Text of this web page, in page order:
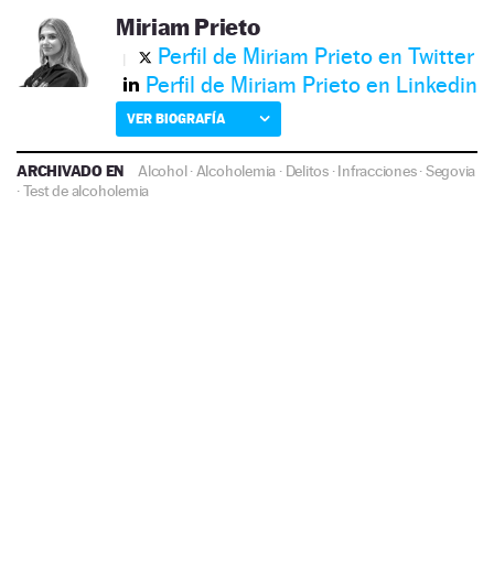
Miriam Prieto
Perfil de Miriam Prieto en Twitter
Perfil de Miriam Prieto en Linkedin
VER BIOGRAFÍA
ARCHIVADO EN Alcohol· Alcoholemia · Delitos·Infracciones·Segovia
·Test de alcoholemia